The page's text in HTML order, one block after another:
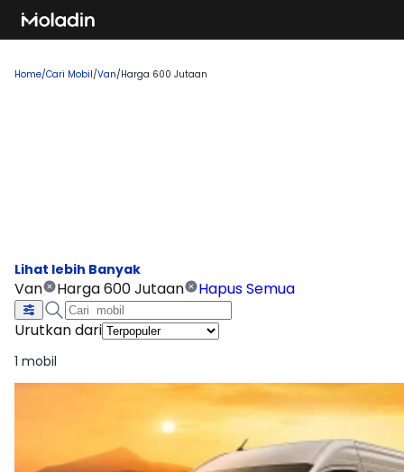
Home/Cari Mobil/Van/Harga 600 Jutaan
Van Harga 600 Jutaan
Hapus Semua
Urutkan dari
1 mobil